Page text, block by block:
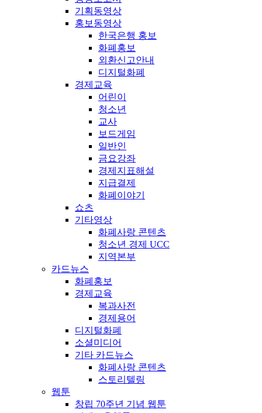
기획동영상
홍보동영상
한국은행 홍보
화폐홍보
외환신고안내
디지털화폐
경제교육
어린이
청소년
교사
보드게임
일반인
금요강좌
경제지표해설
지급결제
화폐이야기
쇼츠
기타영상
화폐사랑 콘텐츠
청소년 경제 UCC
지역본부
카드뉴스
화폐홍보
경제교육
복과사전
경제용어
디지털화폐
소셜미디어
기타 카드뉴스
화폐사랑 콘텐츠
스토리텔링
웹툰
창립 70주년 기념 웹툰